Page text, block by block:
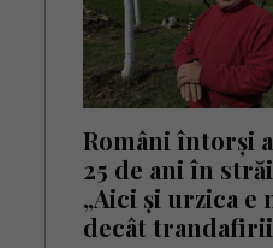
Români întorși
25 de ani în
„Aici și urzica e
decât